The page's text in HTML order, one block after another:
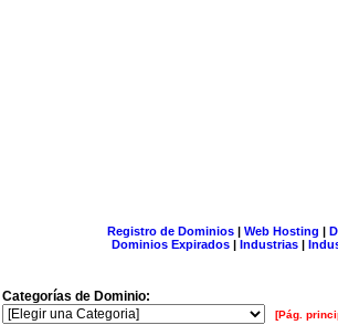
Registro de Dominios| Web Hosting |
Dominios Expirados | Industrias |
Categorías de Dominio:
[Pág.